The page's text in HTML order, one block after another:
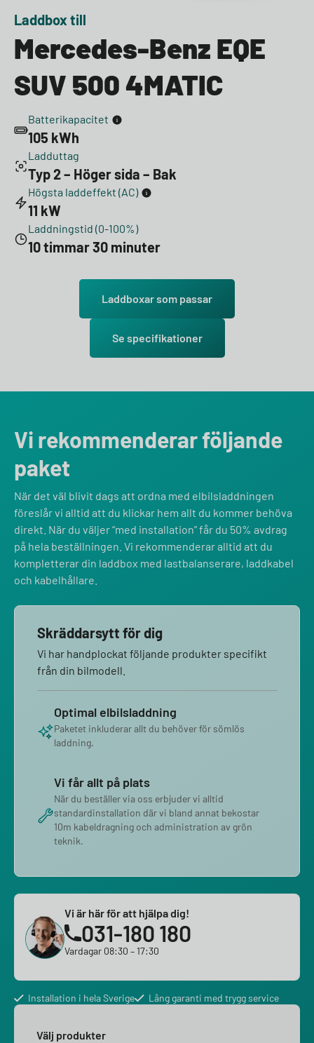
Laddbox till
Mercedes-Benz EQE
SUV 500 4MATIC
Batterikapacitet
105 kWh
Ladduttag
Typ 2 – Höger sida – Bak
Högsta laddeffekt (AC)
11 kW
Laddningstid (0-100%)
10 timmar 30 minuter
Laddboxar som passar
Se specifikationer
Vi rekommenderar följande
paket
När det väl blivit dags att ordna med elbilsladdningen
föreslår vi alltid att du klickar hem allt du kommer behöva
direkt. När du väljer “med installation” får du 50% avdrag
på hela beställningen. Vi rekommenderar alltid att du
kompletterar din laddbox med lastbalanserare, laddkabel
och kabelhållare.
Skräddarsytt för dig
Vi har handplockat följande produkter specifikt
från din bilmodell.
Optimal elbilsladdning
Paketet inkluderar allt du behöver för sömlös
laddning.
Vi får allt på plats
När du beställer via oss erbjuder vi alltid
standardinstallation där vi bland annat bekostar
10m kabeldragning och administration av grön
teknik.
Vi är här för att hjälpa dig!
031-180 180
Vardagar 08:30 – 17:30
Installation i hela Sverige Lång garanti med trygg service
Välj produkter